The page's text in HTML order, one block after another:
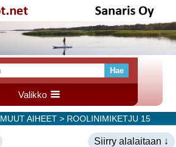
Valikko
MUUT AIHEET > ROOLINIMIKETJU 15
Siirry alalaitaan ↓